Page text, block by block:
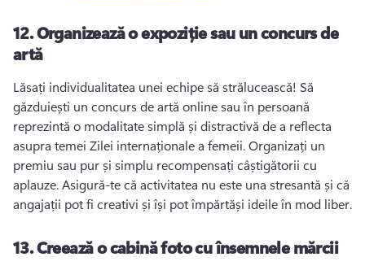
12.Organizează o expoziție sau un concurs de
artă
Lăsați individualitatea unei echipe să strălucească! Să
găzduiești un concurs de artă online sau în persoană
reprezintă o modalitate simplă și distractivă de a reflecta
asupra temei Zilei internaționale a femeii. Organizați un
premiu sau pur și simplu recompensați câștigătorii cu
aplauze. Asigură-te că activitatea nu este una stresantă și că
13.Creează o cabină foto cu însemnele mărcii